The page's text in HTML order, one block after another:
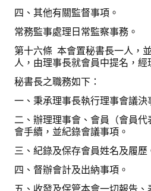
四、其他有關監督事項。
常務監事處理日常監察事務。
第十六條 本會置秘書長一人，
人，由理事長就會員中提名，經
秘書長之職務如下：
一、秉承理事長執行理事會議決
二、辦理理事會、會員（會員
會手續，並紀錄會議事項。
三、紀錄及保存會員姓名及履歷
四、督辦會計及出納事項。
五、收發及保管本會一切報告、